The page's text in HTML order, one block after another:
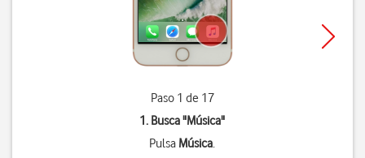
Paso 1 de 17
1. Busca "Música"
Pulsa Música.